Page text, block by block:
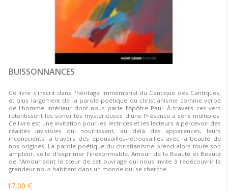
BUISSONNANCES
Ce livre s'inscrit dans l'héritage immémorial du Cantique des Cantiques,
et plus largement de la parole poétique du christianisme comme verbe
de l'homme intérieur dont nous parle l’Apôtre Paul. À travers ces vers
retentissent les sonorités mystérieuses d'une Présence à sens multiples.
Ce livre est une invitation pour les lectrices et les lecteurs à percevoir des
réalités invisibles qui nourrissent, au delà des apparences, leurs
inconscients, à travers des épousailles-retrouvailles avec la beauté de
nos origines. La parole poétique du christianisme prend alors toute son
ampleur, celle d'exprimer l'inexprimable. Amour de la Beauté et Beauté
de l'Amour sont le cœur de cet ouvrage qui nous invite à redécouvrir la
grandeur nous habitant dans un monde qui se cherche.
17,00 €